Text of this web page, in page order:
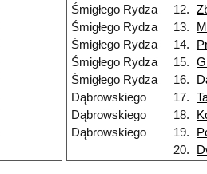
Śmigłego Rydza
12.
Śmigłego Rydza
13.
Śmigłego Rydza
14.
Śmigłego Rydza
15.
Śmigłego Rydza
16.
Dąbrowskiego
17.
Dąbrowskiego
18.
Dąbrowskiego
19.
20.